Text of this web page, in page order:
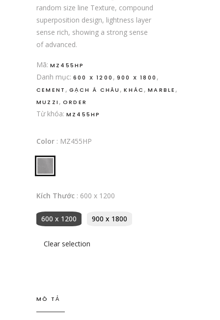
random size line Texture, compound
superposition design, lightness layer
sense rich, showing a strong sense
of advanced.
Mã: MZ455HP
Danh mục: 600 X 1200 , 900 X 1800 ,
CEMENT ,GẠCH Á CHÂU ,KHÁC ,MARBLE ,
MUZZI , ORDER
Từ khóa: MZ455HP
Color : MZ455HP
Kích Thước : 600 x 1200
600 x 1200 900 x 1800
Clear selection
MÔ TẢ